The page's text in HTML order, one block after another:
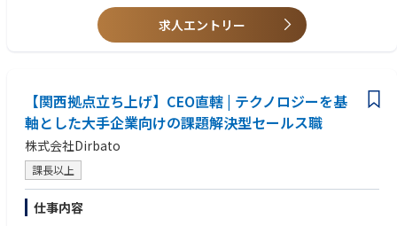
・社会保険完備、協会けんぽ加入、健康診断や予防接種（家族含む）も全
・データ分析チーム
・業務プロセスチーム
・病床再編のシミュレーション等の作成
・医療機関・自治体
・都道府県との協議や打合せ
・医療計画・再編計画などのストーリー設計と文書化
・住民説明や議会説明に向けた検討資料の作成支援
・社内外の専門家との連携
・チームマネジメント（経験に応じて）
・病院経営に携わった経験（医事課・医療事務など）
・医療経営士の資格取得
求人エントリー
【関西拠点立ち上げ】CEO直轄 | テクノロジーを基
軸とした大手企業向けの課題解決型セールス職
株式会社Dirbato
課長以上
仕事内容